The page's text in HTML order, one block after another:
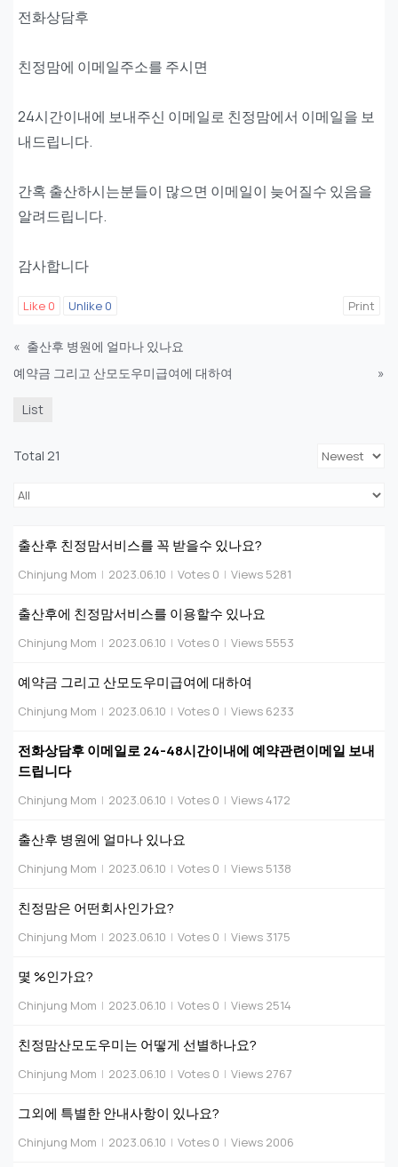
전화상담후
친정맘에 이메일주소를 주시면
24시간이내에 보내주신 이메일로 친정맘에서 이메일을 보
내드립니다.
간혹 출산하시는분들이 많으면 이메일이 늦어질수 있음을
알려드립니다.
감사합니다
Like 0 Unlike 0 Print
« 출산후 병원에 얼마나 있나요
예약금 그리고 산모도우미급여에 대하여
»
List
Total 21
출산후 친정맘서비스를 꼭 받을수 있나요?
Chinjung Mom | 2023.06.10 | Votes 0 | Views 5281
출산후에 친정맘서비스를 이용할수 있나요
Chinjung Mom | 2023.06.10 | Votes 0 | Views 5553
예약금 그리고 산모도우미급여에 대하여
Chinjung Mom | 2023.06.10 | Votes 0 | Views 6233
전화상담후 이메일로 24-48시간이내에 예약관련이메일 보내
드립니다
Chinjung Mom | 2023.06.10 | Votes 0 | Views 4172
출산후 병원에 얼마나 있나요
Chinjung Mom | 2023.06.10 | Votes 0 | Views 5138
친정맘은 어떤회사인가요?
Chinjung Mom | 2023.06.10 | Votes 0 | Views 3175
몇 %인가요?
Chinjung Mom | 2023.06.10 | Votes 0 | Views 2514
친정맘산모도우미는 어떻게 선별하나요?
Chinjung Mom | 2023.06.10 | Votes 0 | Views 2767
그외에 특별한 안내사항이 있나요?
Chinjung Mom | 2023.06.10 | Votes 0 | Views 2006